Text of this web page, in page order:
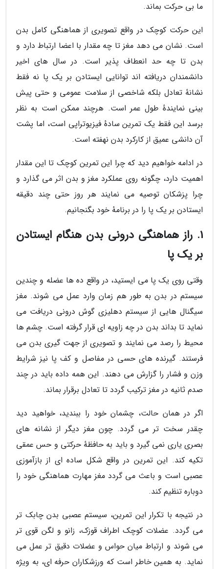
ما بی حرکت بماند.
این حرکت کوچک در واقع تصویری از هماهنگی کامل بدن
است. نشان می دهد مغز تا چه مقدار با اعضا ارتباط دارد و
بدن تا چه حد انعطاف پذیر است. در سال های اخیر
دانشمندان دریافته اند توانایی ایستادن بر یک پا نه فقط
نشانهٔ تعادل بلکه شاخصی از سلامت عمومی و حتی پیش
بینی نمایندهٔ طول عمر است. هرچند ممکن است به نظر
برسد این فقط یک تمرین سادهٔ فیزیوتراپی است، اما پشت
آن دانشی عمیق از کارکرد بدن نهفته است.
در ادامه خواهیم دید که چرا این تمرین کوچک تا این مقدار
اهمیت دارد، چگونه روی عملکرد مغز و بدن اثر می گذارد و
چرا پزشکان توصیه می نمایند هر روز حتی چند دقیقه
ایستادن بر یک پا را در برنامهٔ خود بگنجانیم.
1. راز هماهنگی درونی بدن هنگام ایستادن
بر یک پا
وقتی روی یک پا می ایستید، در واقع ده ها عضله و چندین
سیستم در بدن به طور هم زمان وارد عمل می شوند. مغز
سیگنال هایی از سیستم دهلیزی گوش درونی دریافت می
نماید تا بداند بدن در چه زاویه ای قرار گرفته است. چشم ها
محیط را رصد می نمایند و تصویری از جهت گیری بدن می
فرستند. گیرنده های حسی در مفاصل و کف پا نیز شرایط
وزن و فشار را گزارش می دهند. این همه داده باید در چند
صدم ثانیه در مغز ترکیب گردد تا تعادل برقرار بماند.
اگر در همان حالت، چشمان خود را ببندید، خواهید دید
چقدر سخت تر می گردد. چون مغز دیگر از نشانه های
بصری یاری نمی گیرد و باید به حافظهٔ حرکتی و حس عمقی
تکیه کند. این تمرین در واقع شکل ساده ای از بازآموزی
عصبی است و باعث می گردد مغز مهارت هماهنگی خود را
دوباره تنظیم کند.
در نتیجه با تکرار این تمرین، سیستم عصبی بدن چابک تر
می گردد. عضلات کوچک اطراف قوزک، زانو و لگن قوی تر
می شوند و ارتباط میان حواس و عضلات دقیق تر عمل می
نماید. به همین خاطر است که ورزشکاران حرفه ای، به ویژه